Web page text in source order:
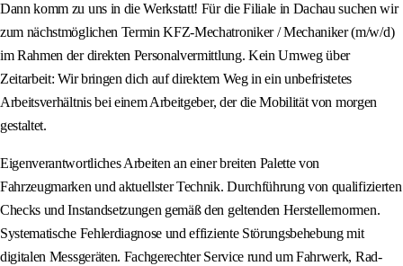
Dann komm zu uns in die Werkstatt! Für die Filiale in Dachau suchen wir
zum nächstmöglichen Termin KFZ-Mechatroniker / Mechaniker (m/w/d)
im Rahmen der direkten Personalvermittlung. Kein Umweg über
Zeitarbeit: Wir bringen dich auf direktem Weg in ein unbefristetes
Arbeitsverhältnis bei einem Arbeitgeber, der die Mobilität von morgen
gestaltet.
Eigenverantwortliches Arbeiten an einer breiten Palette von
Fahrzeugmarken und aktuellster Technik. Durchführung von qualifizierten
Checks und Instandsetzungen gemäß den geltenden Herstellernormen.
Systematische Fehlerdiagnose und effiziente Störungsbehebung mit
digitalen Messgeräten. Fachgerechter Service rund um Fahrwerk, Rad-